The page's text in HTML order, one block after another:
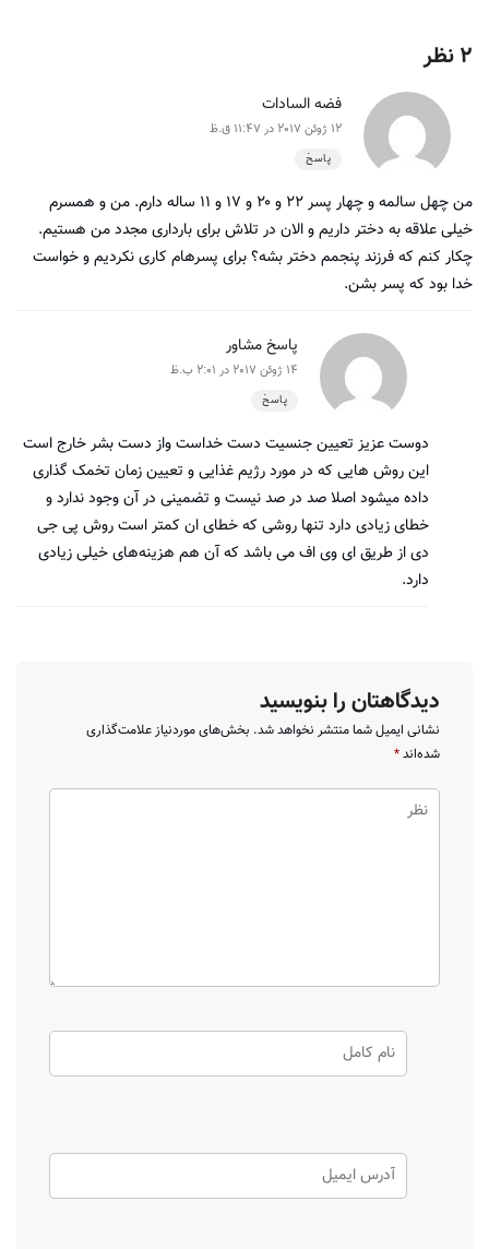
2 نظر
فضه السادات
12 ژوئن 2017 در 11:47 ق.ظ
پاسخ
من چهل سالمه و چهار پسر ۲۲ و ۲۰ و ۱۷ و ۱۱ ساله دارم. من و همسرم
خیلی علاقه به دختر داریم و الان در تلاش برای بارداری مجدد من هستیم.
چکار کنم که فرزند پنجمم دختر بشه؟ برای پسرهام کاری نکردیم و خواست
خدا بود که پسر بشن.
پاسخ مشاور
14 ژوئن 2017 در 2:01 ب.ظ
پاسخ
دوست عزیز تعیین جنسیت دست خداست واز دست بشر خارج است
این روش هایی که در مورد رژیم غذایی و تعیین زمان تخمک گذاری
داده میشود اصلا صد در صد نیست و تضمینی در آن وجود ندارد و
خطای زیادی دارد تنها روشی که خطای ان کمتر است روش پی جی
دی از طریق ای وی اف می باشد که آن هم هزینه‌های خیلی زیادی
دارد.
دیدگاهتان را بنویسید
نشانی ایمیل شما منتشر نخواهد شد. بخش‌های موردنیاز علامت‌گذاری
شده‌اند*